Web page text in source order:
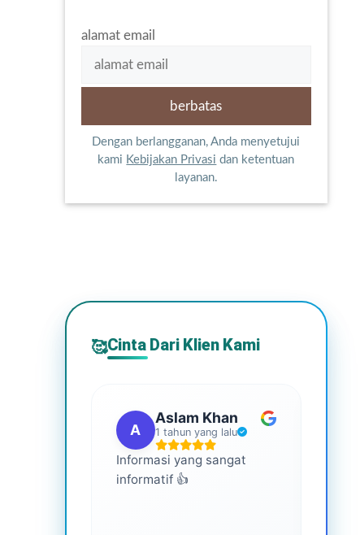
alamat email
Dengan berlangganan, Anda menyetujui
kami Kebijakan Privasi dan ketentuan
layanan.
🥰Cinta Dari Klien Kami
A
Aslam Khan
1 tahun yang lalu
Informasi yang sangat
informatif 👍